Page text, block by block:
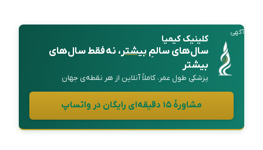
آگهی
کلینیک کیمیا
سال‌های سالمِبیشتر، نه فقط سال‌های
بیشتر
پزشکی طول عمر، کاملاً آنلاین از هر نقطه‌ی جهان
مشاورهٔ ۱۵ دقیقه‌ای رایگان در واتساپ